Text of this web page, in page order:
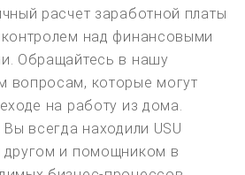
расчет заработной платы
над финансовыми
Обращайтесь в нашу
которые могут
на работу из дома.
всегда находили USU
и помощником в